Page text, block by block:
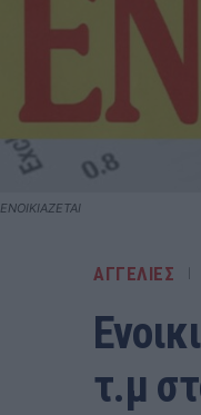
ΕΝΟΙΚΙΑΖΕΤΑΙ
ΑΓΓΕΛΙΕΣ
τ.μ